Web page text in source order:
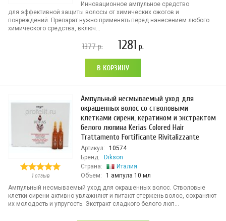
Инновационное ампульное средство
для эффективной защиты волосы от химических ожогов и
повреждений. Препарат нужно применять перед нанесением любого
химического средства, включ...
1377р. 1281 р.
В КОРЗИНУ
1 отзыв
Ампульный несмываемый уход для
окрашенных волос со стволовыми
клетками сирени, кератином и экстрактом
белого люпина Kerias Colored Hair
Trattamento Fortificante Rivitalizzante
Артикул:
10574
Бренд:
Dikson
Страна:
Италия
Объем:
1 ампула 10 мл
Ампульный несмываемый уход для окрашенных волос. Стволовые
клетки сирени активно увлажняют и питают стержень волос, сохраняют
их молодость и упругость. Экстракт сладкого белого люп...